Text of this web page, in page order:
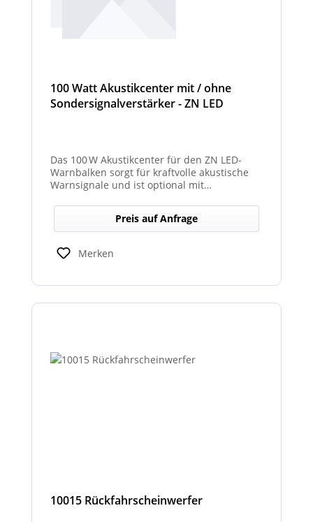
100 Watt Akustikcenter mit / ohne
Sondersignalverstärker - ZN LED
Das 100 W Akustikcenter für den ZN LED-
Warnbalken sorgt für kraftvolle akustische
Warnsignale und ist optional mit
erhältlich.
Preis auf Anfrage
Merken
10015 Rückfahrscheinwerfer